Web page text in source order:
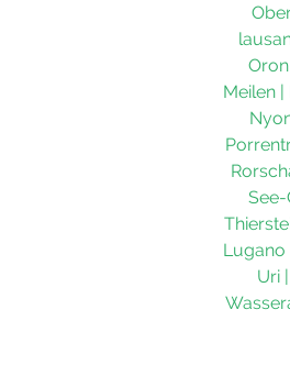
Oron
Meilen |
See-
Lugano
Uri|